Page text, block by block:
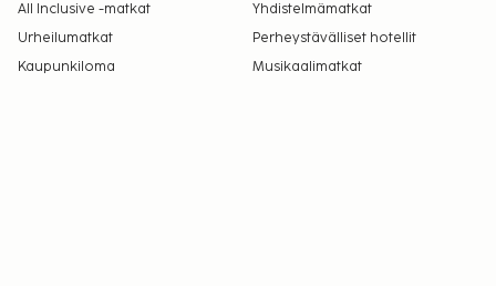
All Inclusive -matkat
Yhdistelmämatkat
Urheilumatkat
Perheystävälliset hotellit
Kaupunkiloma
Musikaalimatkat